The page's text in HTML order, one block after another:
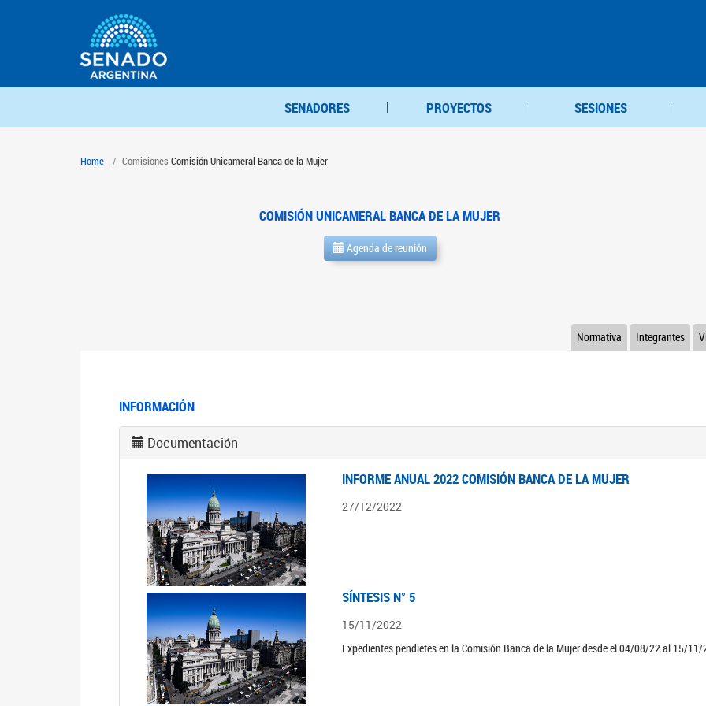
SENADORES PROYECTOS SESIONES
Home Comisiones Comisión Unicameral Banca de la Mujer
COMISIÓN UNICAMERAL BANCA DE LA MUJER
Agenda de reunión
Integrantes
Normativa
INFORMACIÓN
Documentación
INFORME ANUAL 2022 COMISIÓN BANCA DE LA MUJER
27/12/2022
SÍNTESIS N° 5
15/11/2022
Expedientes pendietes en la Comisión Banca de la Mujer desde el 04/08/22 al 15/